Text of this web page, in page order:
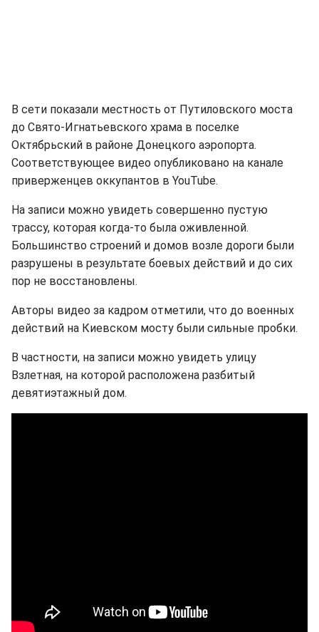
В сети показали местность от Путиловского моста
до Свято-Игнатьевского храма в поселке
Октябрьский в районе Донецкого аэропорта.
Соответствующее видео опубликовано на канале
приверженцев оккупантов в YouTube.
На записи можно увидеть совершенно пустую
трассу, которая когда-то была оживленной.
Большинство строений и домов возле дороги были
разрушены в результате боевых действий и до сих
пор не восстановлены.
Авторы видео за кадром отметили, что до военных
действий на Киевском мосту были сильные пробки.
В частности, на записи можно увидеть улицу
Взлетная, на которой расположена разбитый
девятиэтажный дом.